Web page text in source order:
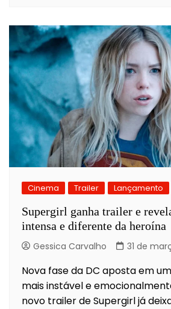
Cinema Trailer Lançamento
Supergirl ganha trailer e
intensa e diferente da heroína
Gessica Carvalho 31 de
Nova fase da DC aposta em
mais instável e
novo trailer de Supergirl já